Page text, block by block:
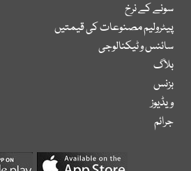
سونے کے نرخ
پیٹرولیم مصنوعات کی قیمتیں
سائنس و ٹیکنالوجی
بلاگ
بزنس
ویڈیوز
جرائم